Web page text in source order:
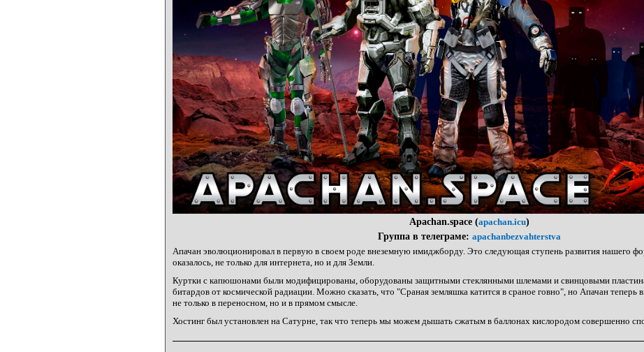
Apachan.space (apachan.icu)
Группа в телеграме: apachanbezvahterstva
Апачан эволюционировал в первую в своем роде внеземную имиджборду. Это следующая ступень развития нашего
оказалось, не только для интернета, но и для Земли.
Куртки с капюшонами были модифицированы, оборудованы защитными стеклянными шлемами и свинцовыми
битардов от космической радиации. Можно сказать, что "Сраная земляшка катится в сраное говно", но Апачан теперь
не только в переносном, но и в прямом смысле.
Хостинг был установлен на Сатурне, так что теперь мы можем дышать сжатым в баллонах кислородом совершенно